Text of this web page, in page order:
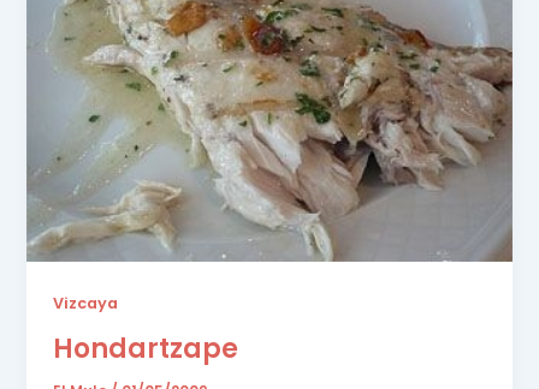
Vizcaya
Hondartzape